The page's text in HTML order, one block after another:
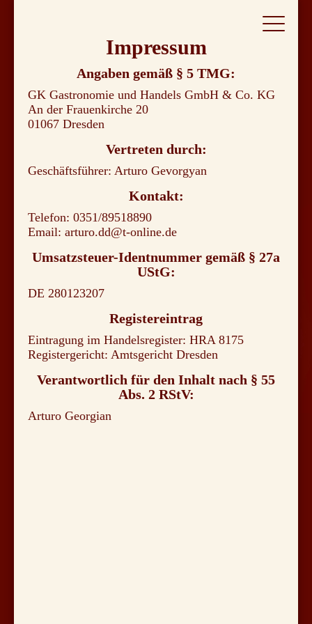
Impressum
Angaben gemäß § 5 TMG:
GK Gastronomie und Handels GmbH & Co. KG
An der Frauenkirche 20
01067 Dresden
Vertreten durch:
Geschäftsführer: Arturo Gevorgyan
Kontakt:
Telefon: 0351/89518890
Email: arturo.dd@t-online.de
Umsatzsteuer-Identnummer gemäß § 27a
UStG:
DE 280123207
Registereintrag
Eintragung im Handelsregister: HRA 8175
Registergericht: Amtsgericht Dresden
Verantwortlich für den Inhalt nach § 55
Abs. 2 RStV:
Arturo Georgian